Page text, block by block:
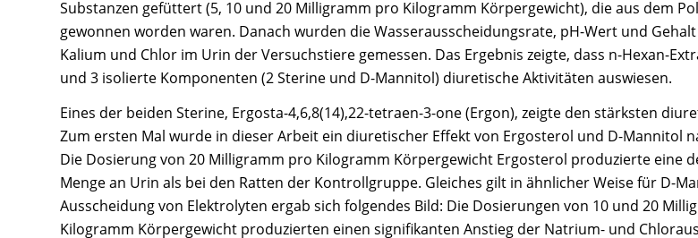
Substanzen gefüttert (5, 10 und 20 Milligramm pro Kilogramm Körpergewicht), die aus dem
gewonnen worden waren. Danach wurden die Wasserausscheidungsrate, pH-Wert und
Kalium und Chlor im Urin der Versuchstiere gemessen. Das Ergebnis zeigte, dass n-Hexan-
und 3 isolierte Komponenten (2 Sterine und D-Mannitol) diuretische Aktivitäten auswiesen.
Eines der beiden Sterine, Ergosta-4,6,8(14),22-tetraen-3-one (Ergon), zeigte den stärksten
Zum ersten Mal wurde in dieser Arbeit ein diuretischer Effekt von Ergosterol und D-Mannitol
Die Dosierung von 20 Milligramm pro Kilogramm Körpergewicht Ergosterol produzierte eine
Menge an Urin als bei den Ratten der Kontrollgruppe. Gleiches gilt in ähnlicher Weise für D-
Ausscheidung von Elektrolyten ergab sich folgendes Bild: Die Dosierungen von 10 und 20
Kilogramm Körpergewicht produzierten einen signifikanten Anstieg der Natrium- und